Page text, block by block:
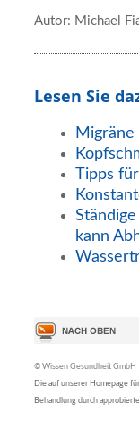
Autor: Michael
Lesen Sie
Migräne
Tipps
kann
© Wissen Gesundheit GmbH
Die auf unserer Homepage
Behandlung durch